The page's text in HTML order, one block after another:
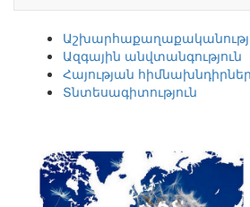
Ազգային անվտանգություն
Հայության հիմնախնդիրներ
Տնտեսագիտություն